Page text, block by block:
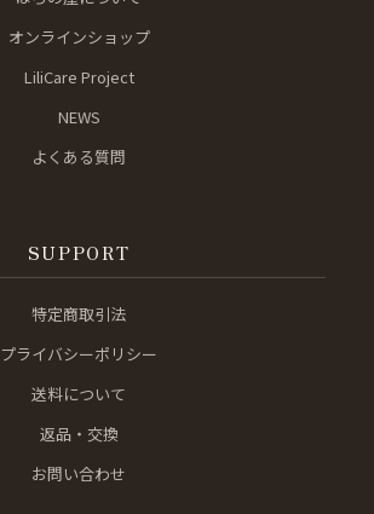
オンラインショップ
LiliCare Project
NEWS
よくある質問
SUPPORT
特定商取引法
プライバシーポリシー
送料について
返品・交換
お問い合わせ